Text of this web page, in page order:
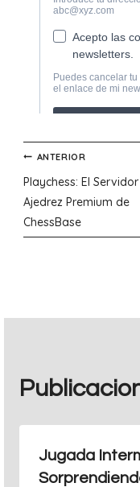
de
entradas
ANTERIOR
Playchess: El
Ajedrez Premium de
ChessBase
Jugada